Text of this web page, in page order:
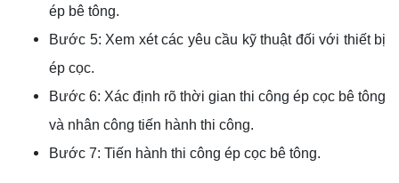
ép bê tông.
Bước 5: Xem xét các yêu cầu kỹ thuật đối với thiết bị
ép cọc.
Bước 6: Xác định rõ thời gian thi công ép cọc bê tông
và nhân công tiến hành thi công.
Bước 7: Tiến hành thi công ép cọc bê tông.